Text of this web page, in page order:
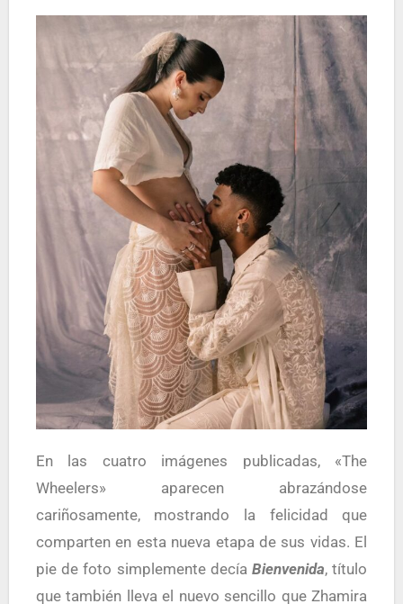
En las cuatro imágenes publicadas, «The
Wheelers» aparecen abrazándose
cariñosamente, mostrando la felicidad que
comparten en esta nueva etapa de sus vidas. El
pie de foto simplemente decía Bienvenida, título
que también lleva el nuevo sencillo que Zhamira